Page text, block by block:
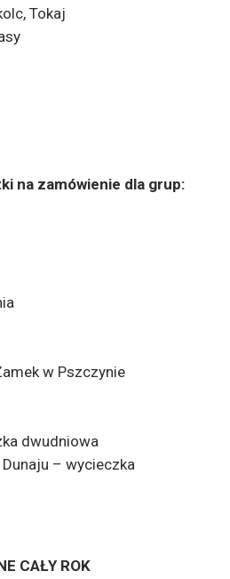
Tokaj
na zamówienie dla grup:
w Pszczynie
dwudniowa
– wycieczka
CAŁY ROK